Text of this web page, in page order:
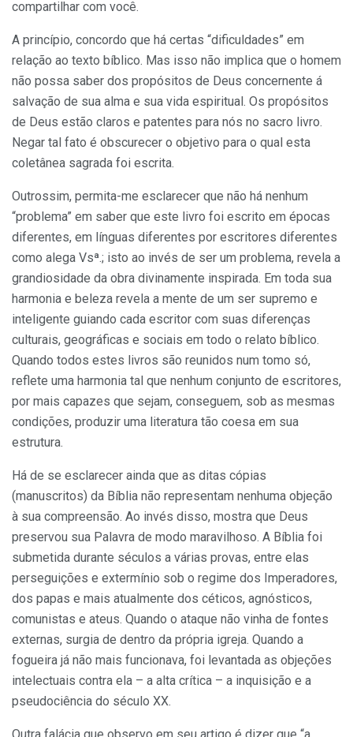
compartilhar com você.
A princípio, concordo que há certas “dificuldades” em
relação ao texto bíblico. Mas isso não implica que o homem
não possa saber dos propósitos de Deus concernente á
salvação de sua alma e sua vida espiritual. Os propósitos
de Deus estão claros e patentes para nós no sacro livro.
Negar tal fato é obscurecer o objetivo para o qual esta
coletânea sagrada foi escrita.
Outrossim, permita-me esclarecer que não há nenhum
“problema” em saber que este livro foi escrito em épocas
diferentes, em línguas diferentes por escritores diferentes
como alega Vsª.; isto ao invés de ser um problema, revela a
grandiosidade da obra divinamente inspirada. Em toda sua
harmonia e beleza revela a mente de um ser supremo e
inteligente guiando cada escritor com suas diferenças
culturais, geográficas e sociais em todo o relato bíblico.
Quando todos estes livros são reunidos num tomo só,
reflete uma harmonia tal que nenhum conjunto de escritores,
por mais capazes que sejam, conseguem, sob as mesmas
condições, produzir uma literatura tão coesa em sua
estrutura.
Há de se esclarecer ainda que as ditas cópias
(manuscritos) da Bíblia não representam nenhuma objeção
à sua compreensão. Ao invés disso, mostra que Deus
preservou sua Palavra de modo maravilhoso. A Bíblia foi
submetida durante séculos a várias provas, entre elas
perseguições e extermínio sob o regime dos Imperadores,
dos papas e mais atualmente dos céticos, agnósticos,
comunistas e ateus. Quando o ataque não vinha de fontes
externas, surgia de dentro da própria igreja. Quando a
fogueira já não mais funcionava, foi levantada as objeções
intelectuais contra ela – a alta crítica – a inquisição e a
pseudociência do século XX.
Outra falácia que observo em seu artigo é dizer que “a